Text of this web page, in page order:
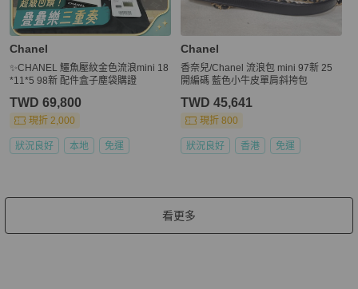
Chanel
✨CHANEL 鱷魚壓紋金色流浪mini 18
*11*5 98新 配件盒子塵袋購證
TWD 69,800
現折 2,000
狀況良好 本地 免運
Chanel
香奈兒/Chanel 流浪包 mini 97新 25
開編碼 藍色小牛皮單肩斜挎包
TWD 45,641
現折 800
狀況良好 香港 免運
看更多